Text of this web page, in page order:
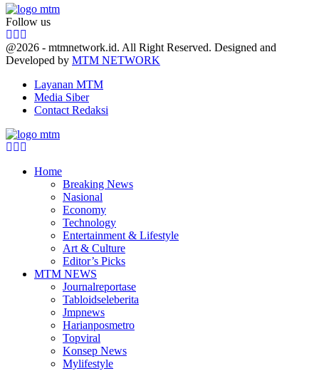
Follow us
Facebook
Twitter
@2026 - mtmnetwork.id. All Right Reserved. Designed and
Developed by MTM NETWORK
Layanan MTM
Media Siber
Contact Redaksi
Facebook
Twitter
Home
Breaking News
Nasional
Economy
Technology
Entertainment & Lifestyle
Art & Culture
Editor’s Picks
MTM NEWS
Journalreportase
Tabloidseleberita
Jmpnews
Harianposmetro
Topviral
Konsep News
Mylifestyle